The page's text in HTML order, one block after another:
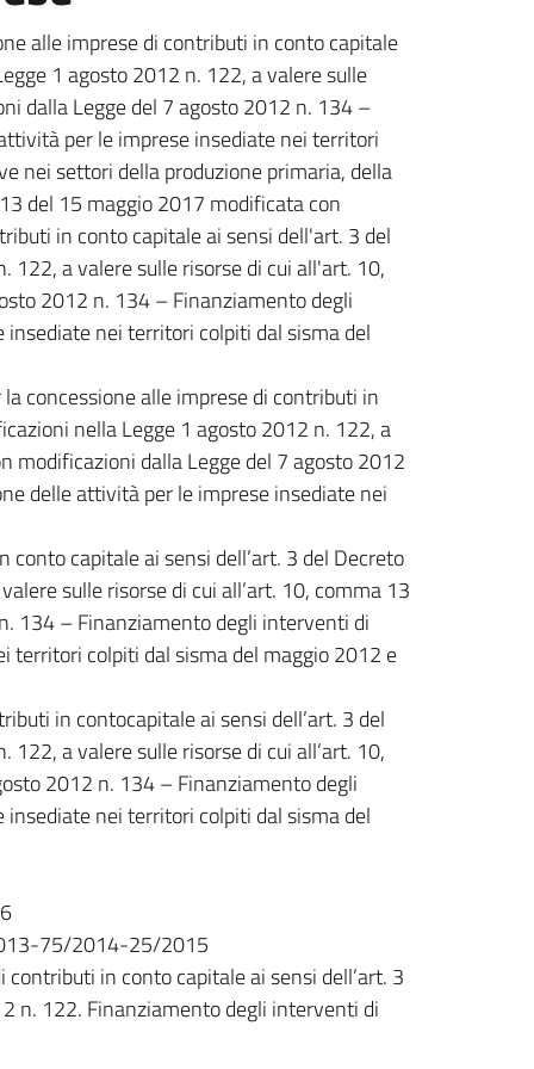
alle imprese di contributi in conto capitale
1 agosto 2012 n. 122, a valere sulle
dalla Legge del 7 agosto 2012 n. 134 –
per le imprese insediate nei territori
nei settori della produzione primaria, della
del 15 maggio 2017 modificata con
in conto capitale ai sensi dell'art. 3 del
122, a valere sulle risorse di cui all'art. 10,
2012 n. 134 – Finanziamento degli
nei territori colpiti dal sisma del
concessione alle imprese di contributi in
nella Legge 1 agosto 2012 n. 122, a
modificazioni dalla Legge del 7 agosto 2012
delle attività per le imprese insediate nei
capitale ai sensi dell’art. 3 del Decreto
sulle risorse di cui all’art. 10, comma 13
134 – Finanziamento degli interventi di
territori colpiti dal sisma del maggio 2012 e
in contocapitale ai sensi dell’art. 3 del
a valere sulle risorse di cui all’art. 10,
2012 n. 134 – Finanziamento degli
nei territori colpiti dal sisma del
75/2014-25/2015
in conto capitale ai sensi dell’art. 3
n. 122. Finanziamento degli interventi di